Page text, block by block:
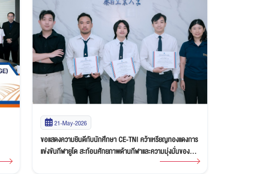
21-May-2026
ขอแสดงความยินดีกับนักศึกษา CE-TNI คว้าเหรียญทองแดงการ
แข่งขันกีฬายูโด สะท้อนศักยภาพด้านกีฬาและความมุ่งมั่นของ